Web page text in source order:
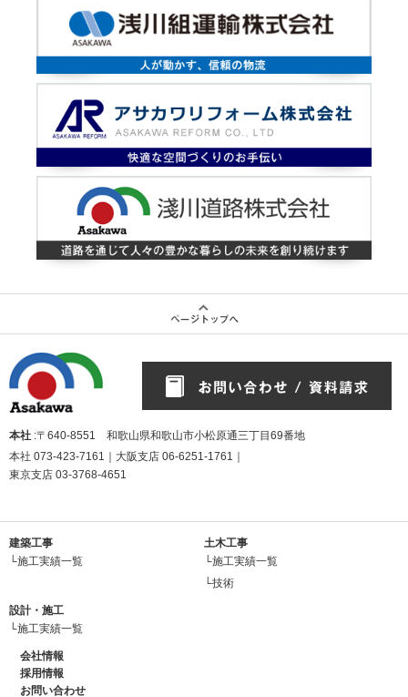
本社 :〒640-8551 和歌山県和歌山市小松原通三丁目69番地
本社 073-423-7161 ｜大阪支店 06-6251-1761
東京支店 03-3768-4651
建築工事
└施工実績一覧
土木工事
└施工実績一覧
└技術
設計・施工
└施工実績一覧
会社情報
採用情報
お問い合わせ